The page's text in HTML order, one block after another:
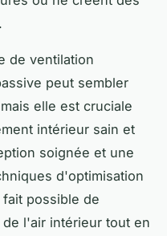
de ventilation
peut sembler
elle est cruciale
intérieur sain et
soignée et une
d'optimisation
possible de
l'air intérieur tout en